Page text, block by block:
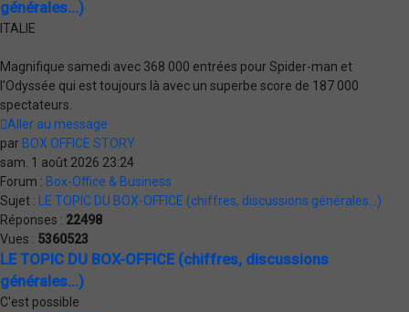
générales...)
ITALIE
Magnifique samedi avec 368 000 entrées pour Spider-man et
l'Odyssée qui est toujours là avec un superbe score de 187 000
spectateurs.
Aller au message
par BOX OFFICE STORY
sam. 1 août 2026 23:24
Forum : Box-Office & Business
Sujet :
LE TOPIC DU BOX-OFFICE (chiffres, discussions générales...)
Réponses : 22498
Vues : 5360523
LE TOPIC DU BOX-OFFICE (chiffres, discussions
générales...)
C'est possible